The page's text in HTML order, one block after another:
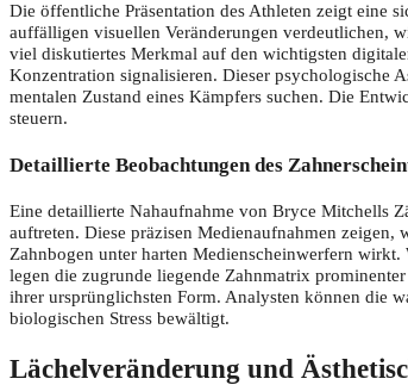
Die öffentliche Präsentation des Athleten zeigt eine
auffälligen visuellen Veränderungen verdeutlichen,
viel diskutiertes Merkmal auf den wichtigsten
Konzentration signalisieren. Dieser psychologische
mentalen Zustand eines Kämpfers suchen. Die
steuern.
Detaillierte Beobachtungen des
Eine detaillierte Nahaufnahme von Bryce Mitchells
auftreten. Diese präzisen Medienaufnahmen
Zahnbogen unter harten Medienscheinwerfern
legen die zugrunde liegende Zahnmatrix
ihrer ursprünglichsten Form. Analysten können die
biologischen Stress bewältigt.
Lächelveränderung und